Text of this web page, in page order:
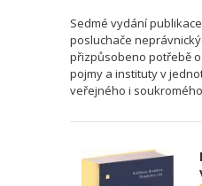
Sedmé vydání
posluchače
přizpůsobeno potřebě
pojmy a instituty v
veřejného i